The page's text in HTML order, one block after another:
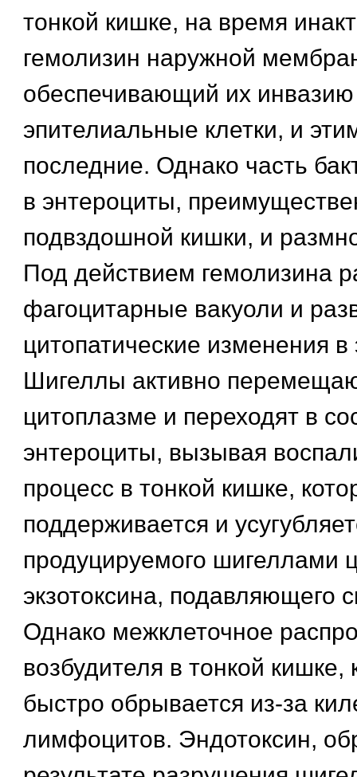
тонкой кишке, на время
гемолизин наружной
обеспечивающий их
эпителиальные клетки, и
последние. Однако часть
в энтероциты,
подвздошной кишки, и
Под действием гемолизина
фагоцитарные вакуоли и
цитопатические изменения в
Шигеллы активно
цитоплазме и переходят в
энтероциты, вызывая
процесс в тонкой кишке,
поддерживается и
продуцируемого шигеллами
экзотоксина, подавляющего
Однако межклеточное
возбудителя в тонкой кишке,
быстро обрывается из-за
лимфоцитов. Эндотоксин,